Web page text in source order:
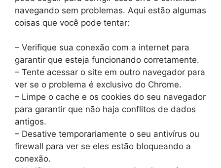
navegando sem problemas. Aqui estão algumas
coisas que você pode tentar:
– Verifique sua conexão com a internet para
garantir que esteja funcionando corretamente.
– Tente acessar o site em outro navegador para
ver se o problema é exclusivo do Chrome.
– Limpe o cache e os cookies do seu navegador
para garantir que não haja conflitos de dados
antigos.
– Desative temporariamente o seu antivírus ou
firewall para ver se eles estão bloqueando a
conexão.